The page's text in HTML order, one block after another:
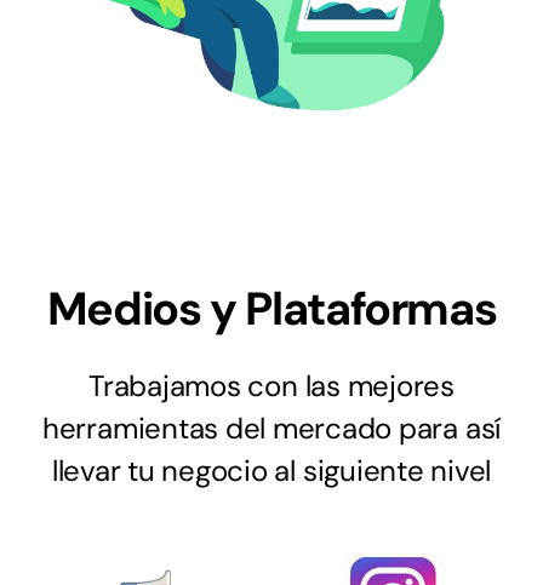
Medios y Plataformas
Trabajamos con las mejores
herramientas del mercado para así
llevar tu negocio al siguiente nivel